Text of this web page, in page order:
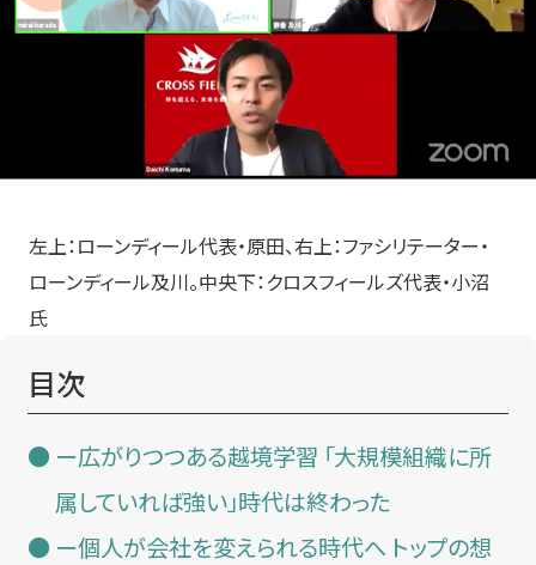
左上：ローンディール代表・原田、右上：ファシリテーター・
ローンディール及川。中央下：クロスフィールズ代表・小沼
氏
目次
ー広がりつつある越境学習 「大規模組織に所
属していれば強い」時代は終わった
ー個人が会社を変えられる時代へ トップの想